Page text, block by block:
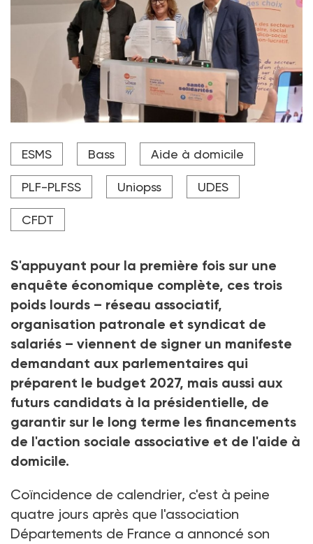
(De g. à dr. ) David Cluzeau (Udes), Eve Rescanières
(CFDT Santé-Sociaux) et Daniel Golberg (Uniopss), lors
solidarités : l’heure des choix », le 5 juin 2026.
Crédit photo DR
ESMS Bass Aide à domicile
PLF-PLFSS Uniopss UDES
CFDT
S'appuyant pour la première fois sur une
enquête économique complète, ces trois
poids lourds – réseau associatif,
organisation patronale et syndicat de
salariés – viennent de signer un manifeste
demandant aux parlementaires qui
préparent le budget 2027, mais aussi aux
futurs candidats à la présidentielle, de
garantir sur le long terme les financements
de l'action sociale associative et de l'aide à
domicile.
Coïncidence de calendrier, c'est à peine
quatre jours après que l'association
Départements de France a annoncé son